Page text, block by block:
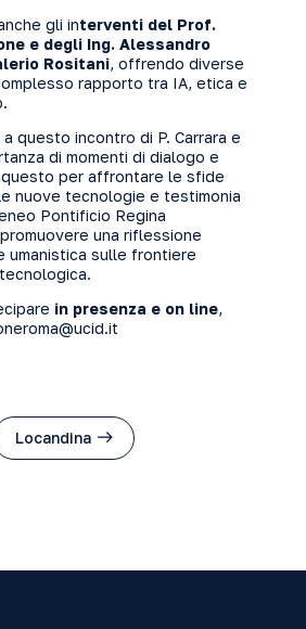
gli interventi del Prof.
e degli Ing. Alessandro
Rositani, offrendo diverse
rapporto tra IA, etica e
questo incontro di P. Carrara e
di momenti di dialogo e
per affrontare le sfide
nuove tecnologie e testimonia
Pontificio Regina
una riflessione
umanistica sulle frontiere
in presenza e on line,
Locandina